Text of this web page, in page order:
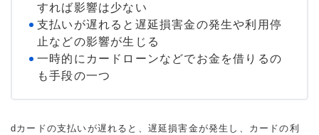
すれば影響は少ない
支払いが遅れると遅延損害金の発生や利用停
止などの影響が生じる
一時的にカードローンなどでお金を借りるの
も手段の一つ
dカードの支払いが遅れると、遅延損害金が発生し、カードの利